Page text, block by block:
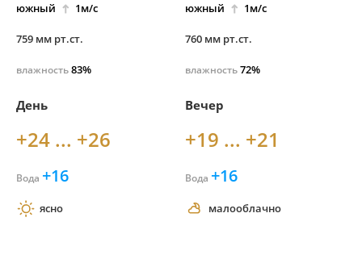
южный 1м/с
759 мм рт.ст.
влажность83%
южный 1м/с
760 мм рт.ст.
влажность72%
День
+24 ... +26
Вода +16
ясно
Вечер
+19 ... +21
Вода +16
малооблачно